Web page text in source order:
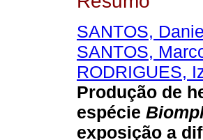
SANTOS,
SANTOS,
RODRIGUES,
Produção de
espécie
exposição a